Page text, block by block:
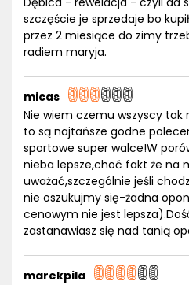
szczęście je sprzedaje bo
przez 2 miesiące do zimy
radiem maryja.
micas
Nie wiem czemu wszyscy tak
to są najtańsze godne
sportowe super walce!W
nieba lepsze,choć fakt że na
uważać,szczególnie jeśli
nie oszukujmy się-żadna
cenowym nie jest
zastanawiasz się nad tanią
marekpila